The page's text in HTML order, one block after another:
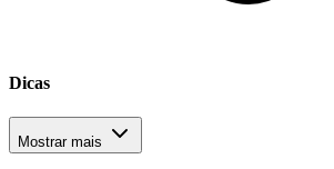
Dicas
Mostrar mais